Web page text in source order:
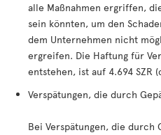
alle Maßnahmen ergriffen,
sein könnten, um den
dem Unternehmen nicht
ergreifen. Die Haftung für
entstehen, ist auf 4.694 SZR
Verspätungen, die durch
Bei Verspätungen, die durch